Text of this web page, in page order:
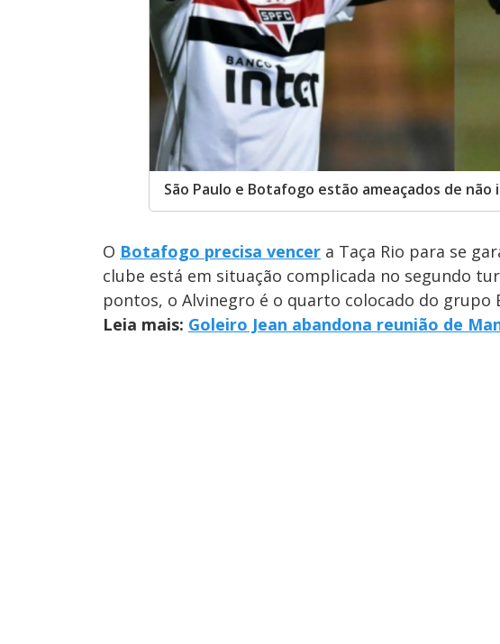
São Paulo e Botafogo estão ameaçados de não
O Botafogo precisa vencer a Taça Rio para se
clube está em situação complicada no segundo
pontos, o Alvinegro é o quarto colocado do grupo
Leia mais: Goleiro Jean abandona reunião de